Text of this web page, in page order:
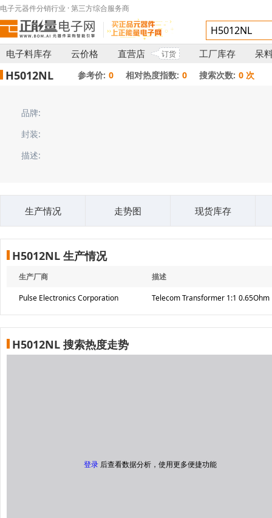
电子元器件分销行业 · 第三方综合服务商
电子料库存 云价格 直营店 订货 工厂库存 呆
H5012NL 参考价: 0 相对热度指数: 0 搜索次数: 0 次
品牌:
封装:
描述:
生产情况 走势图 现货库存
H5012NL 生产情况
生产厂商 描述
Pulse Electronics Corporation Telecom Transformer 1:1 0.65Ohm
H5012NL 搜索热度走势
登录 后查看数据分析，使用更多便捷功能